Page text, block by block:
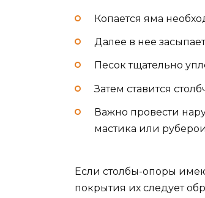
Копается яма
Далее в нее
Песок тщательно
Затем ставится
Важно провести
мастика или
Если столбы-опоры
покрытия их следует